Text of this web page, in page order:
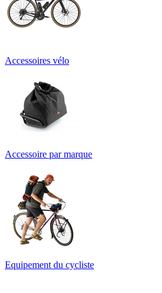
Accessoires vélo
Accessoire par marque
Equipement du cycliste